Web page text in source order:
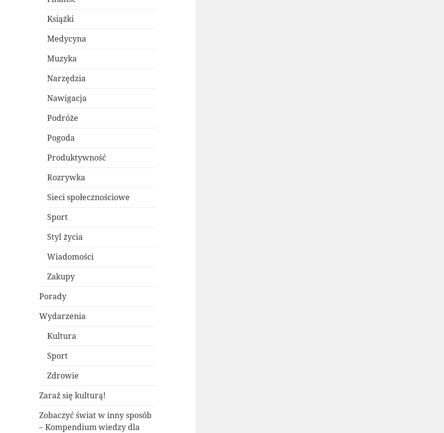
Książki
Medycyna
Muzyka
Narzędzia
Nawigacja
Podróże
Pogoda
Produktywność
Rozrywka
Sieci społecznościowe
Sport
Styl życia
Wiadomości
Zakupy
Porady
Wydarzenia
Kultura
Sport
Zdrowie
Zaraź się kulturą!
Zobaczyć świat w inny sposób
– Kompendium wiedzy dla